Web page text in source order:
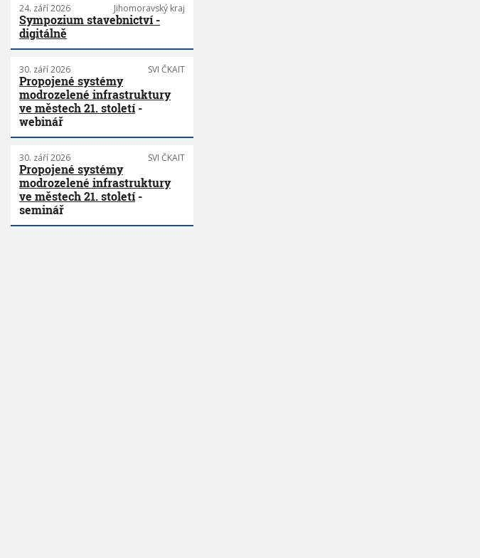
24. září 2026 Jihomoravský kraj
Sympozium stavebnictví -
digitálně
30. září 2026 SVI ČKAIT
Propojené systémy
modrozelené infrastruktury
ve městech 21. století-
webinář
30. září 2026 SVI ČKAIT
Propojené systémy
modrozelené infrastruktury
ve městech 21. století-
seminář